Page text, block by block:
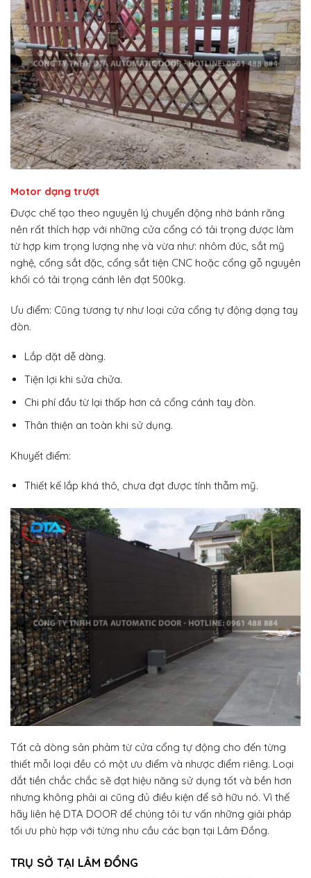
Motor dạng trượt
Được chế tạo theo nguyên lý chuyển động nhờ bánh răng
nên rất thích hợp với những cửa cổng có tải trọng được làm
từ hợp kim trọng lượng nhẹ và vừa như: nhôm đúc, sắt mỹ
nghệ, cổng sắt đặc, cổng sắt tiện CNC hoặc cổng gỗ nguyên
khối có tải trọng cánh lên đạt 500kg.
Ưu điểm: Cũng tương tự như loại cửa cổng tự động dạng tay
đòn.
Lắp đặt dễ dàng.
Tiện lợi khi sửa chửa.
Chi phí đầu từ lại thấp hơn cả cổng cánh tay đòn.
Thân thiện an toàn khi sử dụng.
Khuyết điểm:
Thiết kế lắp khá thô, chưa đạt được tính thẫm mỹ.
Tất cả dòng sản phảm từ cửa cổng tự động cho đến từng
thiết mỗi loại đều có một ưu điểm và nhược điểm riêng. Loại
đắt tiền chắc chắc sẽ đạt hiệu năng sử dụng tốt và bền hơn
nhưng không phải ai cũng đủ điều kiện để sở hữu nó. Vì thế
hãy liên hệ DTA DOOR để chúng tôi tư vấn những giải pháp
tối ưu phù hợp với từng nhu cầu các bạn tại Lâm Đồng.
TRỤ SỞ TẠI LÂM ĐỒNG